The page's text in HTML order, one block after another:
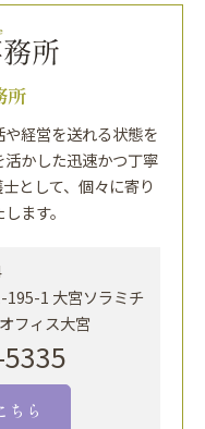
所
経営を送れる状態を
かした迅速かつ丁寧
として、個々に寄り
ます。
195-1 大宮ソラミチ
フィス大宮
ちら